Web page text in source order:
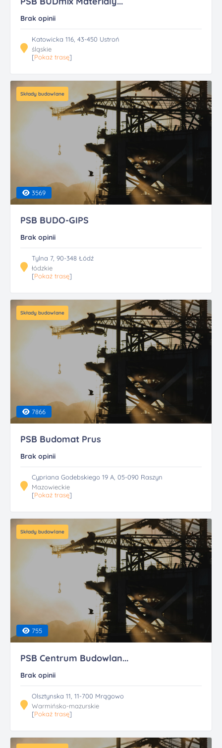
Brak opinii
Katowicka 116, 43-450 Ustroń
śląskie
[Pokaż trasę]
Składy budowlane
3569
PSB BUDO-GIPS
Brak opinii
Tylna 7, 90-348 Łódź
łódzkie
[Pokaż trasę]
Składy budowlane
7866
PSB Budomat Prus
Brak opinii
Cypriana Godebskiego 19 A, 05-090 Raszyn
Mazowieckie
[Pokaż trasę]
Składy budowlane
755
PSB Centrum Budowlan...
Brak opinii
Olsztynska 11, 11-700 Mrągowo
Warmińsko-mazurskie
[Pokaż trasę]